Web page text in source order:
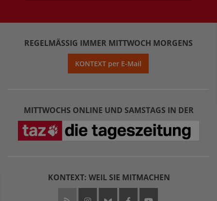
REGELMÄSSIG IMMER MITTWOCH MORGENS
KONTEXT per E-Mail
MITTWOCHS ONLINE UND SAMSTAGS IN DER
KONTEXT: WEIL SIE MITMACHEN